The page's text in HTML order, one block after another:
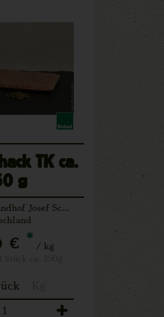
TK ca.
g
Heggehof Biolandhof Josef Schäfers Lichtenau
€ * / kg